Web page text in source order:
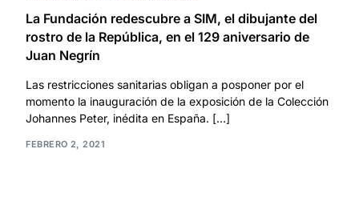
La Fundación redescubre a SIM, el dibujante del
rostro de la República, en el 129 aniversario de
Juan Negrín
Las restricciones sanitarias obligan a posponer por el
momento la inauguración de la exposición de la Colección
Johannes Peter, inédita en España. […]
FEBRERO 2, 2021